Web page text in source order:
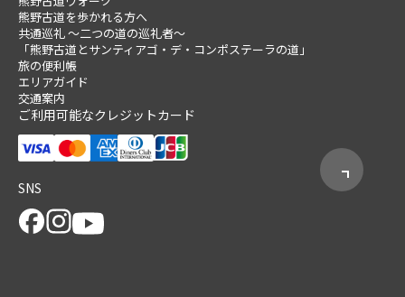
熊野古道を歩かれる方へ
共通巡礼 ～二つの道の巡礼者～
「熊野古道とサンティアゴ・デ・コンポステーラの道」
旅の便利帳
エリアガイド
交通案内
ご利用可能なクレジットカード
SNS